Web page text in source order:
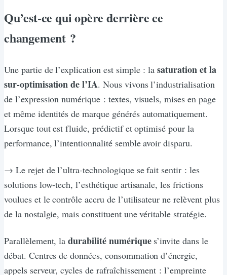
Qu’est-ce qui opère derrière ce
changement ?
Une partie de l’explication est simple : lasaturation et la
sur-optimisation de l’IA. Nous vivons l’industrialisation
de l’expression numérique : textes, visuels, mises en page
et même identités de marque générés automatiquement.
Lorsque tout est fluide, prédictif et optimisé pour la
performance, l’intentionnalité semble avoir disparu.
→ Le rejet de l’ultra-technologique se fait sentir : les
solutions low-tech, l’esthétique artisanale, les frictions
voulues et le contrôle accru de l’utilisateur ne relèvent plus
de la nostalgie, mais constituent une véritable stratégie.
Parallèlement, ladurabilité numérique s’invite dans le
débat. Centres de données, consommation d’énergie,
appels serveur, cycles de rafraîchissement : l’empreinte